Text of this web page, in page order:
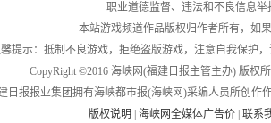
职业道德监督、违法和不良信息举
本站游戏频道作品版权归作者所有，如
提示：抵制不良游戏，拒绝盗版游戏，注意自我保护
CopyRight ©2016 海峡网(福建日报主管主办) 版权
日报报业集团拥有海峡都市报(海峡网)采编人员所创作
版权说明
|海峡网全媒体广告价 |联系